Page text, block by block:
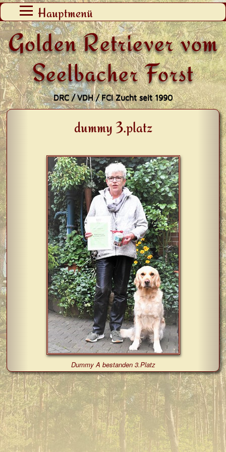
Golden Retriever vom
Seelbacher Forst
DRC / VDH / FCI Zucht seit 1990
Hauptmenü
Zum
Inhalt
springen
dummy 3.platz
Dummy A bestanden 3.Platz